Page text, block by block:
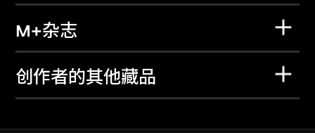
M+杂志
创作者的其他藏品